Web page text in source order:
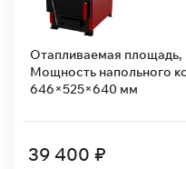
Отапливаемая площадь,
Мощность напольного
646×525×640 мм
39 400 ₽